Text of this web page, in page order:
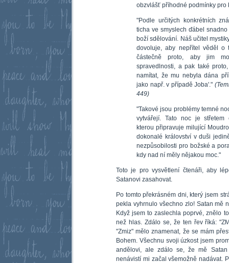
obzvlášť příhodné podmínky pro
"Podle určitých konkrétních
ticha ve smyslech ďábel
boží sdělování. Náš učitel
dovoluje, aby nepřítel věděl o
částečně proto, aby jim
spravedlnosti, a pak také
namítat, že mu nebyla dána
jako např. v případě Joba'."
449)
"Takové jsou problémy temné
vytvářejí. Tato noc je střetem
kterou připravuje milující
dokonalé království v duši
nezpůsobilosti pro božské a
kdy nad ní měly nějakou moc."
Toto je pro vysvětlení čtenáři, aby
Satanovi zasahovat.
Po tomto překrásném dni, který jsem
pekla vyhrnulo všechno zlo! Satan mě
Když jsem to zaslechla poprvé, znělo
než hlas. Zdálo se, že ten řev říká:
"Zmiz" mělo znamenat, že se mám
Bohem. Všechnu svoji úzkost jsem
andělovi, ale zdálo se, že mě
nenávistí mi začal všemožně nadávat.